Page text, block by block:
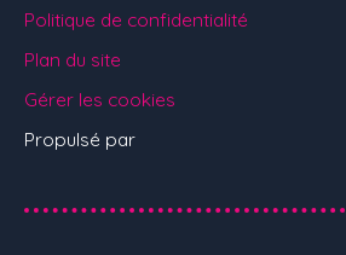
Politique de confidentialité
Plan du site
Gérer les cookies
Propulsé par